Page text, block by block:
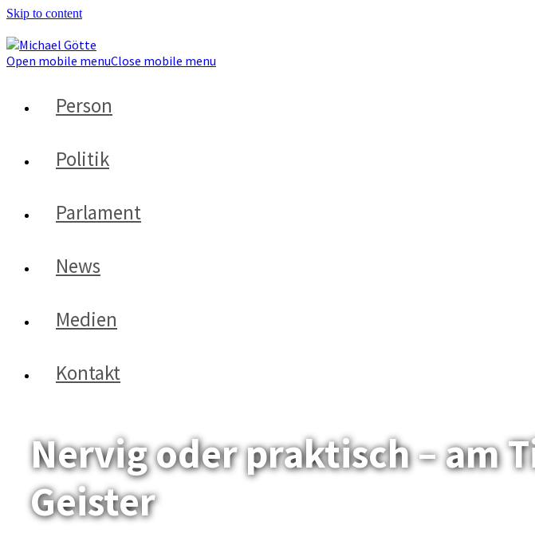
Skip to content
Open mobile menuClose mobile menu
Person
Politik
Parlament
News
Medien
Kontakt
Nervig oder praktisch – am
Geister